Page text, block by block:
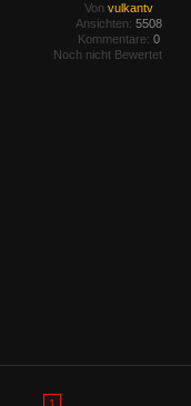
Von vulkantv
Ansichten: 5508
Kommentare: 0
Noch nicht Bewertet